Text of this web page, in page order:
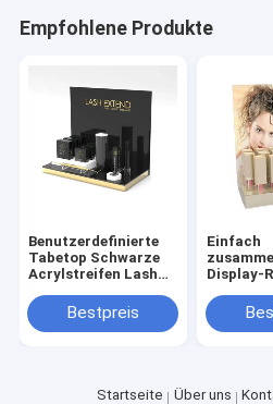
Empfohlene Produkte
Benutzerdefinierte
Tabetop Schwarze
Acrylstreifen Lash
benutzerdefiniertem
Logo
Bestpreis
Einfach
Display-
PVC Holz
Startseite Über uns